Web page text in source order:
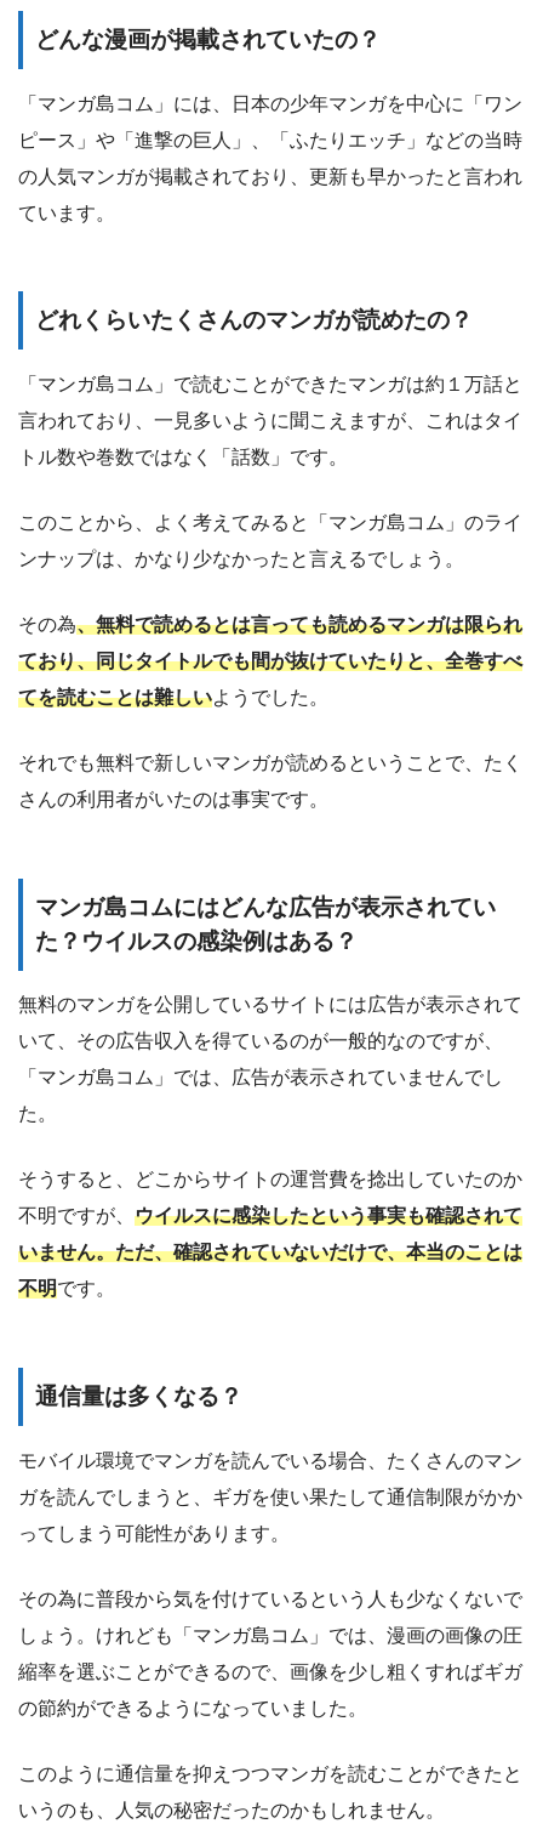
どんな漫画が掲載されていたの？
「マンガ島コム」には、日本の少年マンガを中心に「ワン
ピース」や「進撃の巨人」、「ふたりエッチ」などの当時
の人気マンガが掲載されており、更新も早かったと言われ
ています。
どれくらいたくさんのマンガが読めたの？
「マンガ島コム」で読むことができたマンガは約１万話と
言われており、一見多いように聞こえますが、これはタイ
トル数や巻数ではなく「話数」です。
このことから、よく考えてみると「マンガ島コム」のライ
ンナップは、かなり少なかったと言えるでしょう。
その為、無料で読めるとは言っても読めるマンガは限られ
ており、同じタイトルでも間が抜けていたりと、全巻すべ
てを読むことは難しいようでした。
それでも無料で新しいマンガが読めるということで、たく
さんの利用者がいたのは事実です。
マンガ島コムにはどんな広告が表示されてい
た？ウイルスの感染例はある？
無料のマンガを公開しているサイトには広告が表示されて
いて、その広告収入を得ているのが一般的なのですが、
「マンガ島コム」では、広告が表示されていませんでし
た。
そうすると、どこからサイトの運営費を捻出していたのか
不明ですが、 ウイルスに感染したという事実も確認されて
いません。ただ、確認されていないだけで、本当のことは
不明です。
通信量は多くなる？
モバイル環境でマンガを読んでいる場合、たくさんのマン
ガを読んでしまうと、ギガを使い果たして通信制限がかか
ってしまう可能性があります。
その為に普段から気を付けているという人も少なくないで
しょう。けれども「マンガ島コム」では、漫画の画像の圧
縮率を選ぶことができるので、画像を少し粗くすればギガ
の節約ができるようになっていました。
このように通信量を抑えつつマンガを読むことができたと
いうのも、人気の秘密だったのかもしれません。